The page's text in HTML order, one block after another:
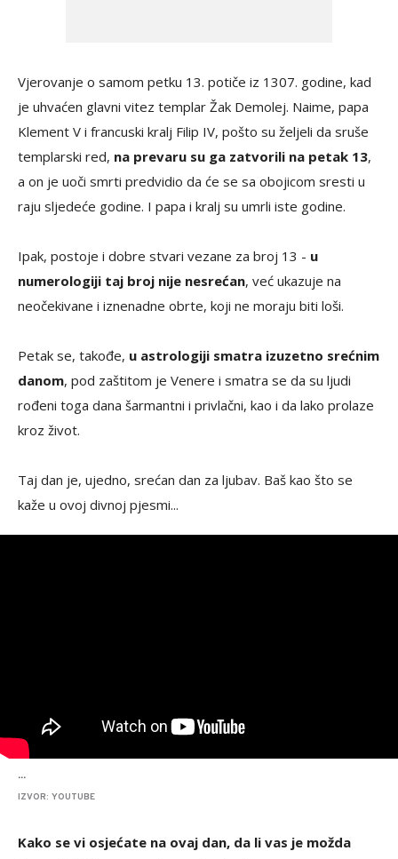
Vjerovanje o samom petku 13. potiče iz 1307. godine, kad
je uhvaćen glavni vitez templar Žak Demolej. Naime, papa
Klement V i francuski kralj Filip IV, pošto su željeli da sruše
templarski red, na prevaru su ga zatvorili na petak 13,
a on je uoči smrti predvidio da će se sa obojicom sresti u
raju sljedeće godine. I papa i kralj su umrli iste godine.
Ipak, postoje i dobre stvari vezane za broj 13 - u
numerologiji taj broj nije nesrećan, već ukazuje na
neočekivane i iznenadne obrte, koji ne moraju biti loši.
Petak se, takođe, u astrologiji smatra izuzetno srećnim
danom, pod zaštitom je Venere i smatra se da su ljudi
rođeni toga dana šarmantni i privlačni, kao i da lako prolaze
kroz život.
Taj dan je, ujedno, srećan dan za ljubav. Baš kao što se
kaže u ovoj divnoj pjesmi...
...
IZVOR: YOUTUBE
Kako se vi osjećate na ovaj dan, da li vas je možda